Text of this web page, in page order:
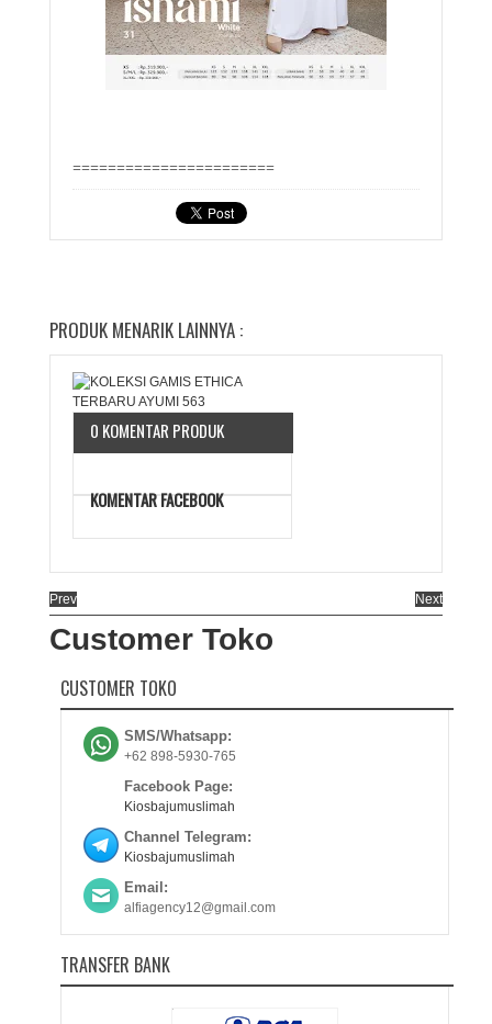
=======================
PRODUK MENARIK LAINNYA :
0 KOMENTAR PRODUK
KOMENTAR FACEBOOK
Prev Next
Customer Toko
CUSTOMER TOKO
SMS/Whatsapp:
+62 898-5930-765
Facebook Page:
Kiosbajumuslimah
Channel Telegram:
Kiosbajumuslimah
Email:
alfiagency12@gmail.com
TRANSFER BANK